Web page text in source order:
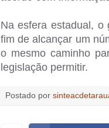
Na esfera estadual, o
fim de alcançar um
o mesmo caminho
legislação permitir.
Postado por